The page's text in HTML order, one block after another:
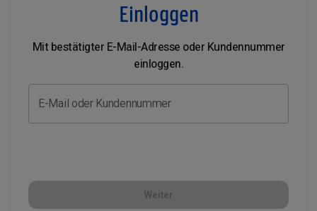
Einloggen
Mit bestätigter E-Mail-Adresse oder Kundennummer
einloggen.
E-Mail oder Kundennummer
Weiter